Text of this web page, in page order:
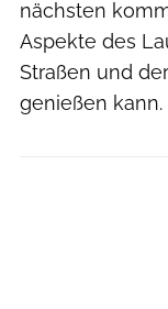
nächsten
Aspekte des
Straßen und
genießen kann.